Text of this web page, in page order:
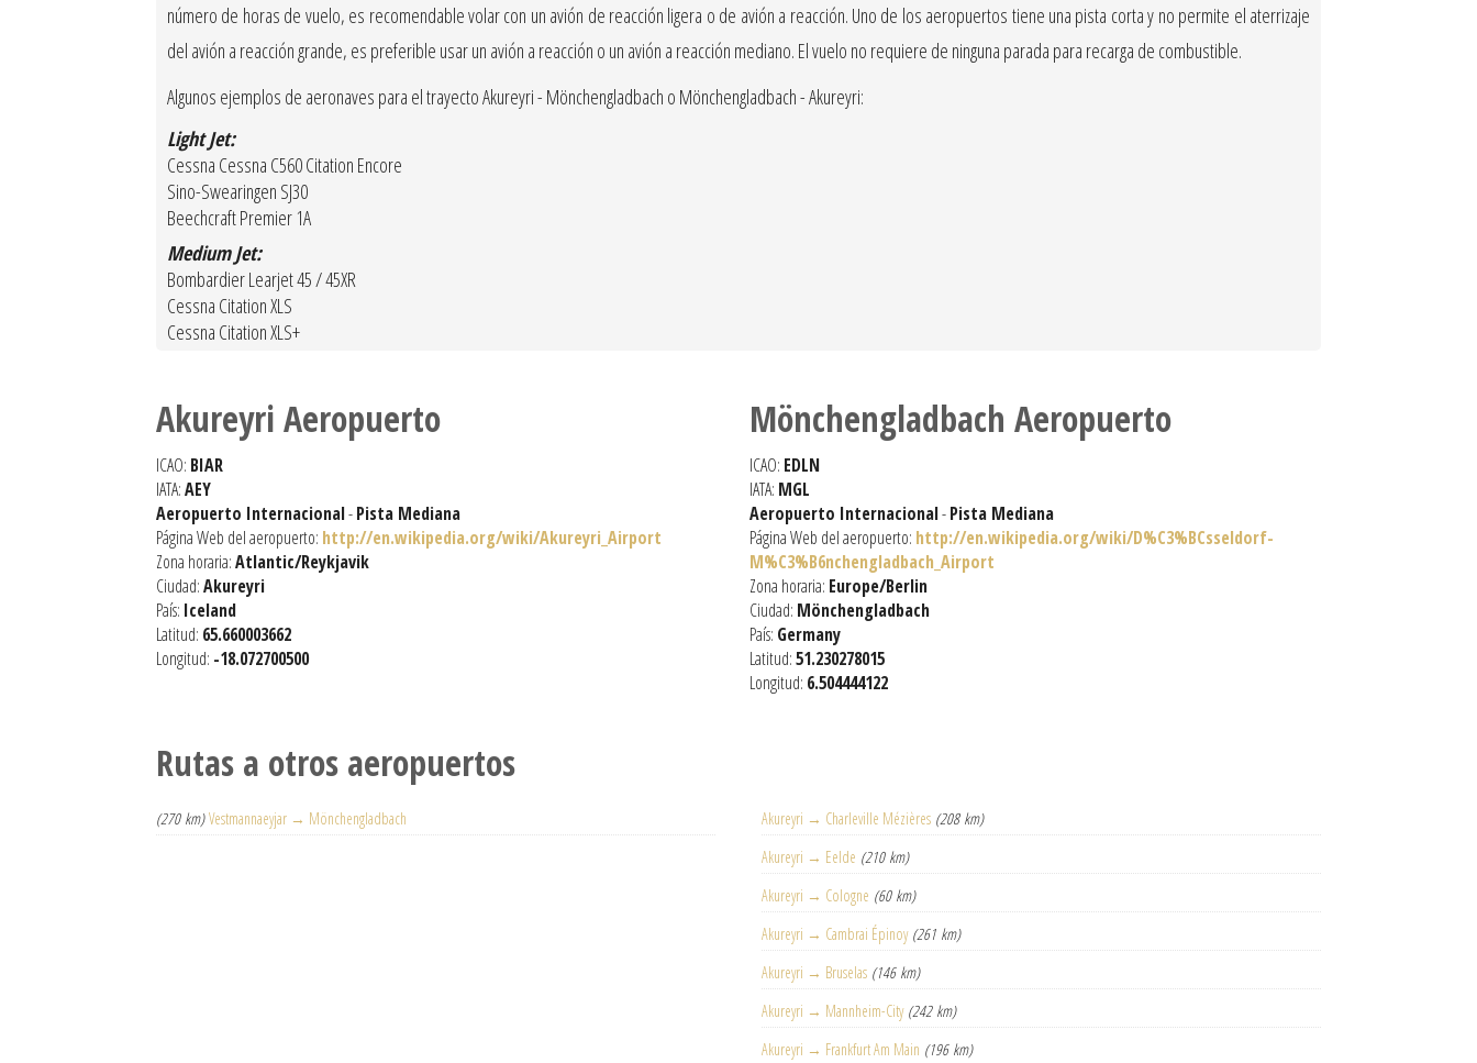
número de horas de vuelo, es recomendable volar con un avión de reacción ligera o de avión a reacción. Uno de los aeropuertos tiene una pista corta y no permite el aterrizaje
del avión a reacción grande, es preferible usar un avión a reacción o un avión a reacción mediano. El vuelo no requiere de ninguna parada para recarga de combustible.
Algunos ejemplos de aeronaves para el trayecto Akureyri - Mönchengladbach o Mönchengladbach - Akureyri:
Light Jet:
Cessna Cessna C560 Citation Encore
Sino-Swearingen SJ30
Beechcraft Premier 1A
Medium Jet:
Bombardier Learjet 45 / 45XR
Cessna Citation XLS
Cessna Citation XLS+
Akureyri Aeropuerto
ICAO: BIAR
IATA:AEY
Aeropuerto Internacional-Pista Mediana
Página Web del aeropuerto: http://en.wikipedia.org/wiki/Akureyri_Airport
Zona horaria:Atlantic/Reykjavik
Ciudad:Akureyri
País: Iceland
Latitud: 65.660003662
Longitud: -18.072700500
Mönchengladbach Aeropuerto
ICAO: EDLN
IATA: MGL
Aeropuerto Internacional-Pista Mediana
Página Web del aeropuerto: http://en.wikipedia.org/wiki/D%C3%BCsseldorf-
M%C3%B6nchengladbach_Airport
Zona horaria: Europe/Berlin
Ciudad: Mönchengladbach
País: Germany
Latitud:51.230278015
Longitud: 6.504444122
Rutas a otros aeropuertos
(270 km) Vestmannaeyjar → Mönchengladbach Akureyri → Charleville Mézières (208 km)
Akureyri → Eelde (210 km)
Akureyri → Cologne (60 km)
Akureyri → Cambrai Épinoy (261 km)
Akureyri → Bruselas (146 km)
Akureyri → Mannheim-City (242 km)
Akureyri → Frankfurt Am Main (196 km)